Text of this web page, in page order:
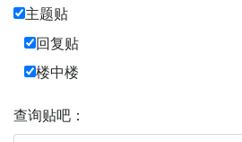
主题贴
回复贴
楼中楼
查询贴吧：